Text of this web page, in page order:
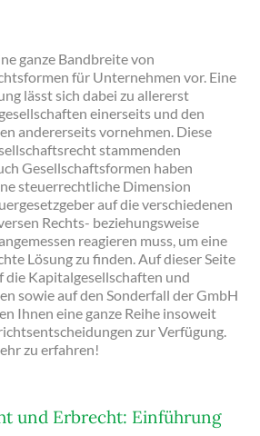
ganze Bandbreite von
für Unternehmen vor. Eine
lässt sich dabei zu allererst
einerseits und den
andererseits vornehmen. Diese
stammenden
Gesellschaftsformen haben
steuerrechtliche Dimension
auf die verschiedenen
Rechts- beziehungsweise
reagieren muss, um eine
Lösung zu finden. Auf dieser Seite
die Kapitalgesellschaften und
sowie auf den Sonderfall der GmbH
Ihnen eine ganze Reihe insoweit
zur Verfügung.
zu erfahren!
und Erbrecht: Einführung